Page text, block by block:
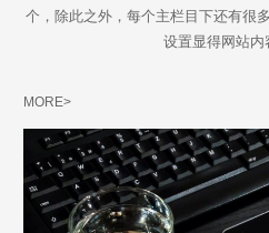
个，除此之外，每个主栏目下还有很
设置显得网站内
MORE>